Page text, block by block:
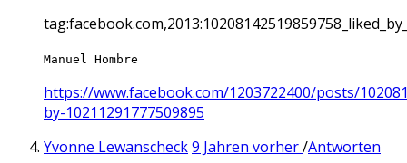
Manuel Hombre
https://www.facebook.com/1203722400/posts/
by-10211291777509895
Yvonne Lewanscheck9 Jahren vorher/Antworten